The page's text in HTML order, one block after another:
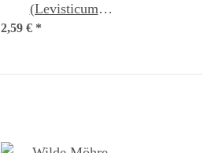
(Levisticum
officinale) Bio
2,59 € *